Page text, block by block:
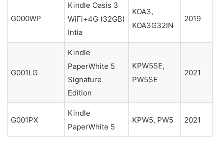
G000WP
Kindle Oasis 3
WiFi+4G (32GB)
Intia
KOA3,
KOA3G32IN
2019
G001LG
Kindle
PaperWhite 5
Signature
Edition
KPW5SE,
PW5SE
2021
G001PX
Kindle
PaperWhite 5
KPW5, PW5 2021